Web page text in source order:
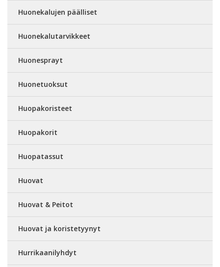
Huonekalujen päälliset
Huonekalutarvikkeet
Huonesprayt
Huonetuoksut
Huopakoristeet
Huopakorit
Huopatassut
Huovat
Huovat & Peitot
Huovat ja koristetyynyt
Hurrikaanilyhdyt